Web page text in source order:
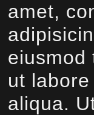
amet,
eiusmod
ut
aliqua.